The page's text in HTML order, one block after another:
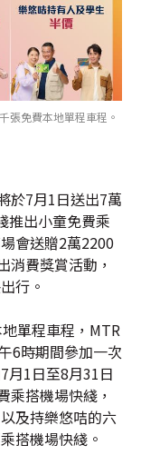
張免費本地單程車程。
於7月1日送出7萬
推出小童免費乘
會送贈2萬2200
消費獎賞活動，
行。
單程車程，MTR
6時期間參加一次
月1日至8月31日
乘搭機場快綫，
及持樂悠咭的六
搭機場快綫。